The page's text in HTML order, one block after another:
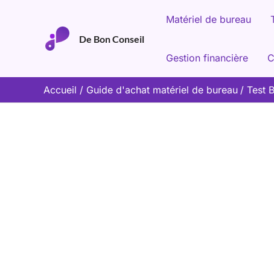
De Bon Conseil
Matériel de bureau
Gestion financière
Accueil Guide d'achat matériel de bureau Test